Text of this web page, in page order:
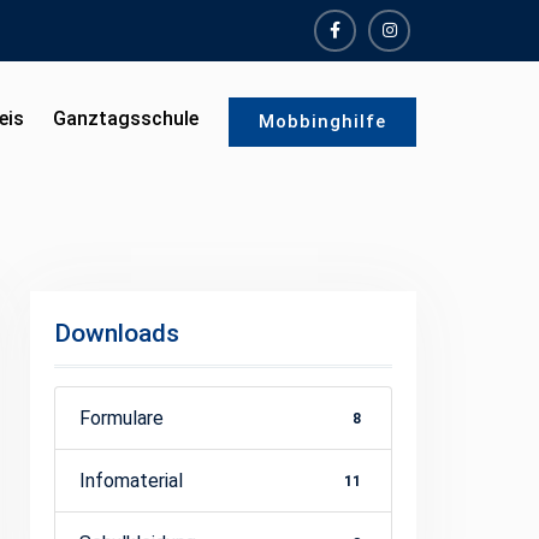
facebookinstagram
Ganztagsschule Mobbinghilfe
Downloads
Formulare 8
Infomaterial 11